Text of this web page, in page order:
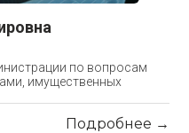
по вопросам
имущественных
Подробнее →